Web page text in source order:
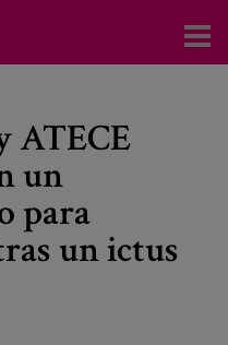
ATECE
un
para
un ictus